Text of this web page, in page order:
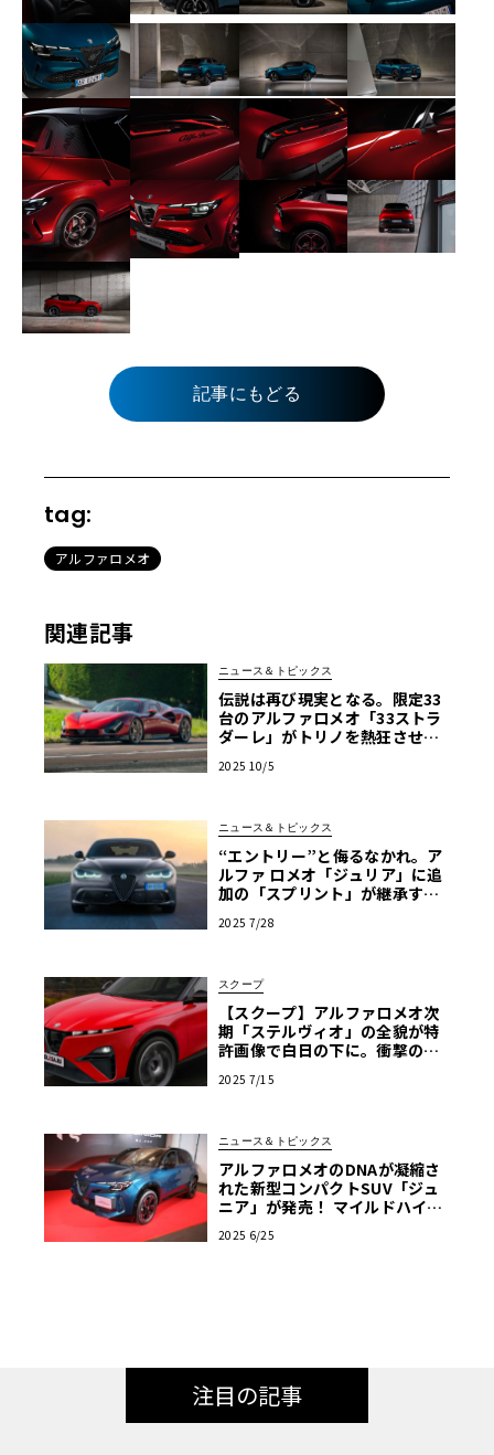
記事にもどる
tag:
アルファロメオ
関連記事
ニュース＆トピックス
伝説は再び現実となる。限定33
台のアルファロメオ「33ストラ
ダーレ」がトリノを熱狂させた3
2025 10/5
ニュース＆トピックス
“エントリー”と侮るなかれ。ア
ルファ ロメオ「ジュリア」に追
加の「スプリント」が継承する
2025 7/28
スクープ
【スクープ】アルファロメオ次
期「ステルヴィオ」の全貌が特
許画像で白日の下に。衝撃の前
ンを完全予想
2025 7/15
ニュース＆トピックス
アルファロメオのDNAが凝縮さ
れた新型コンパクトSUV「ジュ
ニア」が発売！ マイルドハイブ
インアップ
2025 6/25
注目の記事